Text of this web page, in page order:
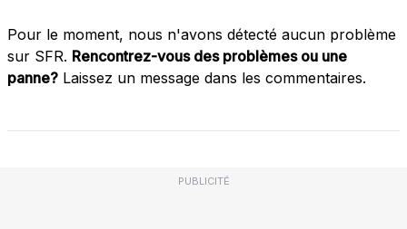
Pour le moment, nous n'avons détecté aucun problème
sur SFR. Rencontrez-vous des problèmes ou une
panne? Laissez un message dans les commentaires.
PUBLICITÉ